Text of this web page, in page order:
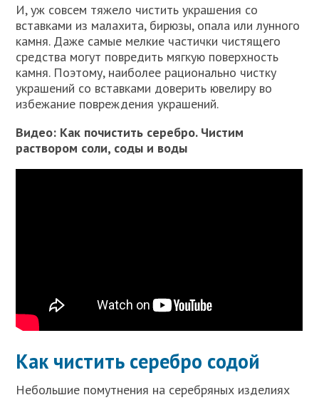
И, уж совсем тяжело чистить украшения со
вставками из малахита, бирюзы, опала или лунного
камня. Даже самые мелкие частички чистящего
средства могут повредить мягкую поверхность
камня. Поэтому, наиболее рационально чистку
украшений со вставками доверить ювелиру во
избежание повреждения украшений.
Видео: Как почистить серебро. Чистим
раствором соли, соды и воды
Как чистить серебро содой
Небольшие помутнения на серебряных изделиях